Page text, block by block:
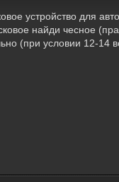
устройство для
найди чесное
(при условии 12-14